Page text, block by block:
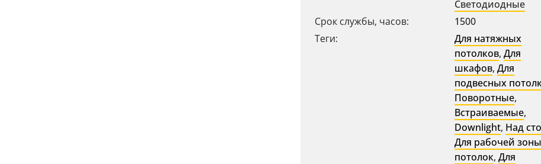
Светодиодные
Срок службы, часов:
1500
Теги:
Для натяжных
потолков, Для
шкафов, Для
подвесных
Поворотные,
Встраиваемые,
Downlight, Над
Для рабочей зоны
потолок, Для